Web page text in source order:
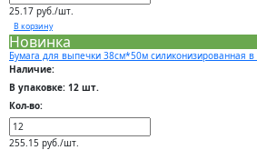
25.17 руб./шт.
В корзину
Новинка
Бумага для выпечки 38см*50м силиконизированная
Наличие:
В упаковке: 12 шт.
Кол-во:
255.15 руб./шт.